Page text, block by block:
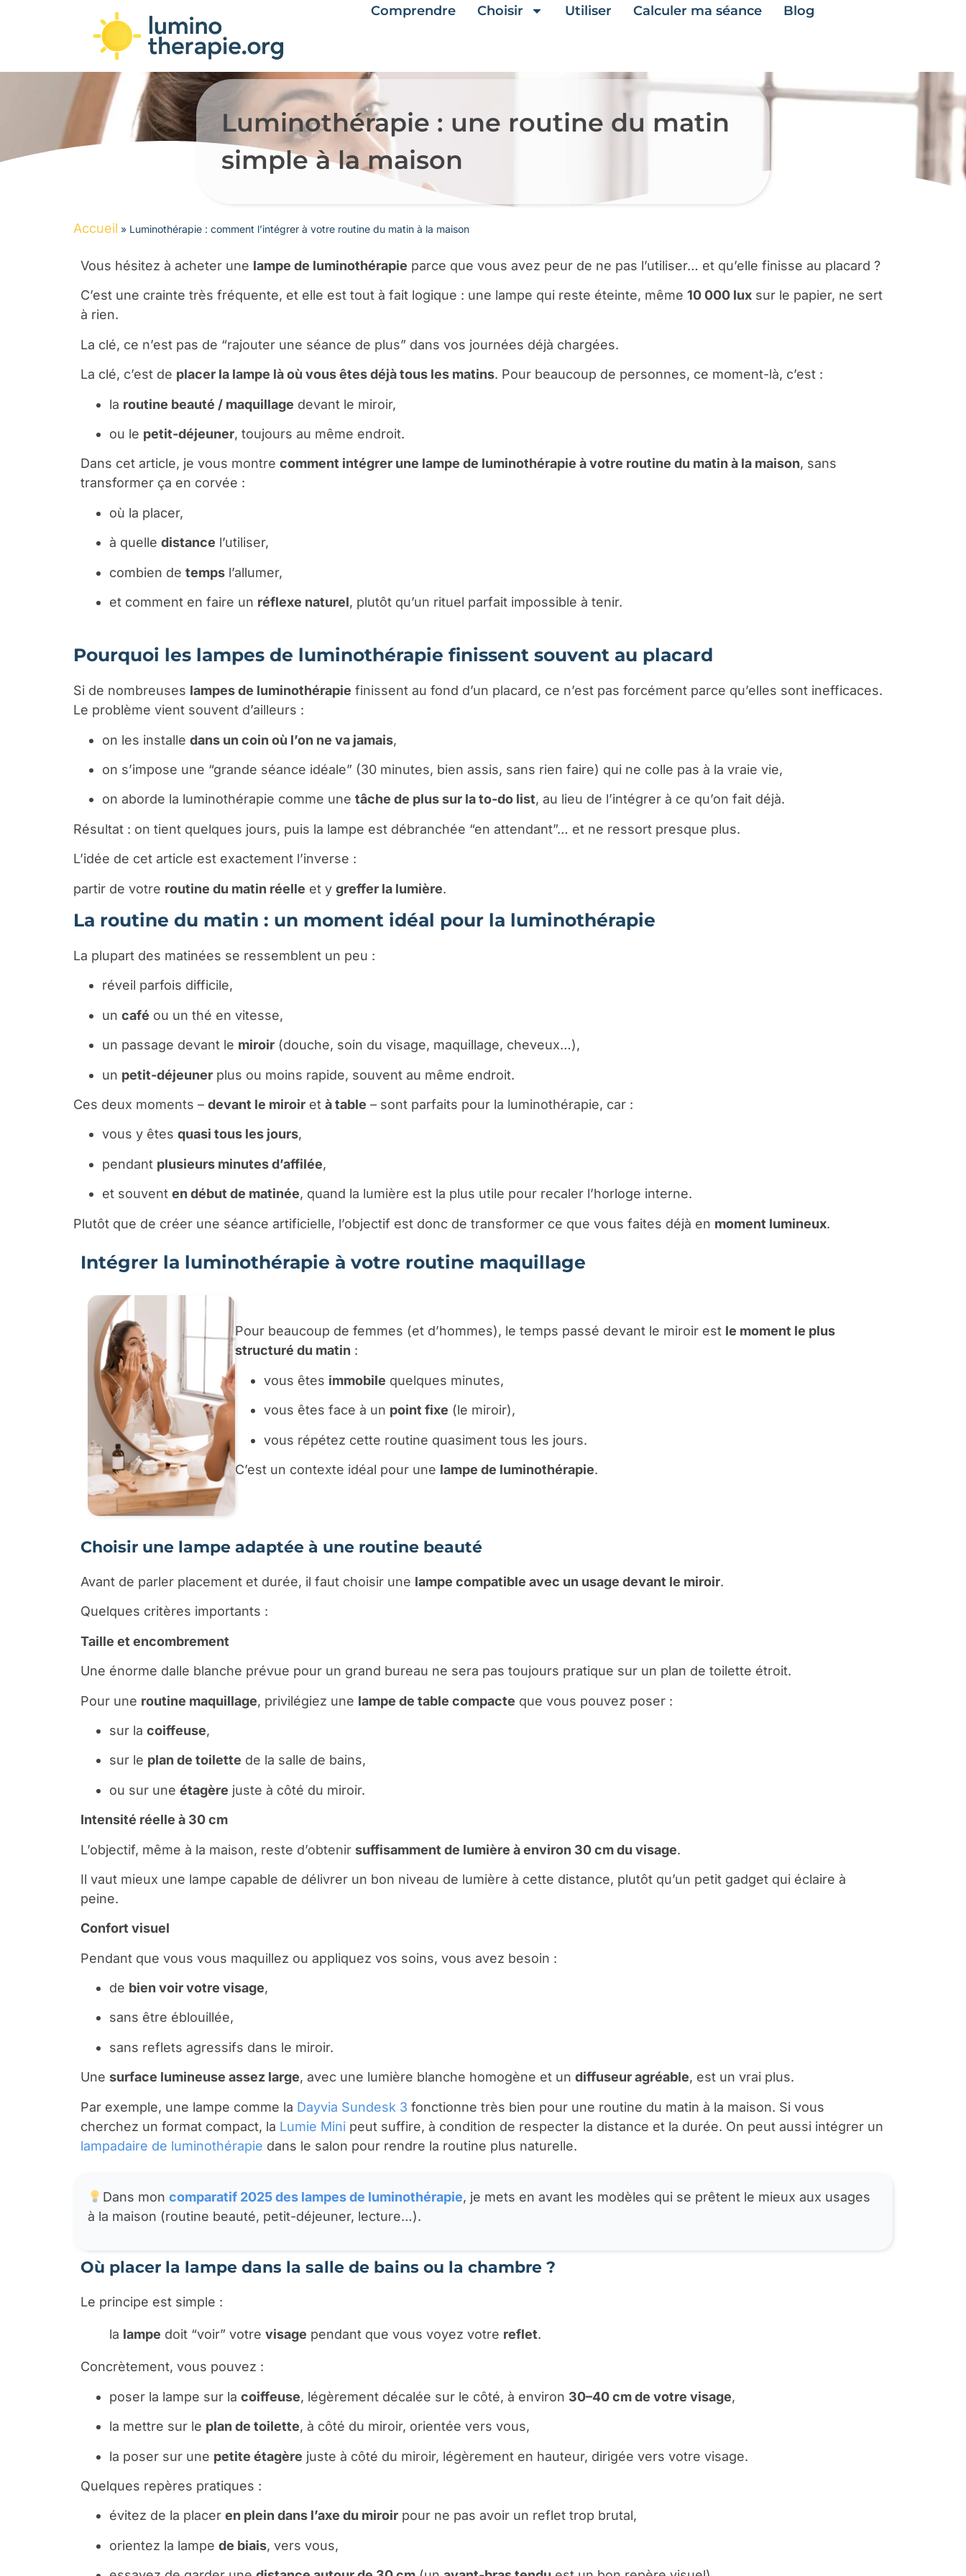
Comprendre Choisir Utiliser Calculer ma séance Blog
Luminothérapie : une routine du matin
simple à la maison
Accueil » Luminothérapie : comment l’intégrer à votre routine du matin à la maison
Vous hésitez à acheter une lampe de luminothérapie parce que vous avez peur de ne pas l’utiliser… et qu’elle finisse au placard ?
C’est une crainte très fréquente, et elle est tout à fait logique : une lampe qui reste éteinte, même 10 000 lux sur le papier, ne sert
à rien.
La clé, ce n’est pas de “rajouter une séance de plus” dans vos journées déjà chargées.
La clé, c’est de placer la lampe là où vous êtes déjà tous les matins. Pour beaucoup de personnes, ce moment-là, c’est :
la routine beauté / maquillage devant le miroir,
ou le petit-déjeuner, toujours au même endroit.
Dans cet article, je vous montre comment intégrer une lampe de luminothérapie à votre routine du matin à la maison, sans
transformer ça en corvée :
où la placer,
à quelle distance l’utiliser,
combien de temps l’allumer,
et comment en faire un réflexe naturel, plutôt qu’un rituel parfait impossible à tenir.
Pourquoi les lampes de luminothérapie finissent souvent au placard
Si de nombreuses lampes de luminothérapie finissent au fond d’un placard, ce n’est pas forcément parce qu’elles sont inefficaces.
Le problème vient souvent d’ailleurs :
on les installe dans un coin où l’on ne va jamais,
on s’impose une “grande séance idéale” (30 minutes, bien assis, sans rien faire) qui ne colle pas à la vraie vie,
on aborde la luminothérapie comme une tâche de plus sur la to-do list, au lieu de l’intégrer à ce qu’on fait déjà.
Résultat : on tient quelques jours, puis la lampe est débranchée “en attendant”… et ne ressort presque plus.
L’idée de cet article est exactement l’inverse :
partir de votre routine du matin réelle et y greffer la lumière.
La routine du matin : un moment idéal pour la luminothérapie
La plupart des matinées se ressemblent un peu :
réveil parfois difficile,
un café ou un thé en vitesse,
un passage devant le miroir (douche, soin du visage, maquillage, cheveux…),
un petit-déjeuner plus ou moins rapide, souvent au même endroit.
Ces deux moments – devant le miroir et à table – sont parfaits pour la luminothérapie, car :
vous y êtes quasi tous les jours,
pendant plusieurs minutes d’affilée,
et souvent en début de matinée, quand la lumière est la plus utile pour recaler l’horloge interne.
Plutôt que de créer une séance artificielle, l’objectif est donc de transformer ce que vous faites déjà en moment lumineux.
Intégrer la luminothérapie à votre routine maquillage
Pour beaucoup de femmes (et d’hommes), le temps passé devant le miroir est le moment le plus
structuré du matin :
vous êtes immobile quelques minutes,
vous êtes face à un point fixe (le miroir),
vous répétez cette routine quasiment tous les jours.
C’est un contexte idéal pour une lampe de luminothérapie.
Choisir une lampe adaptée à une routine beauté
Avant de parler placement et durée, il faut choisir une lampe compatible avec un usage devant le miroir.
Quelques critères importants :
Taille et encombrement
Une énorme dalle blanche prévue pour un grand bureau ne sera pas toujours pratique sur un plan de toilette étroit.
Pour une routine maquillage, privilégiez une lampe de table compacte que vous pouvez poser :
sur la coiffeuse,
sur le plan de toilette de la salle de bains,
ou sur une étagère juste à côté du miroir.
Intensité réelle à 30 cm
L’objectif, même à la maison, reste d’obtenir suffisamment de lumière à environ 30 cm du visage.
Il vaut mieux une lampe capable de délivrer un bon niveau de lumière à cette distance, plutôt qu’un petit gadget qui éclaire à
peine.
Confort visuel
Pendant que vous vous maquillez ou appliquez vos soins, vous avez besoin :
de bien voir votre visage,
sans être éblouillée,
sans reflets agressifs dans le miroir.
Une surface lumineuse assez large, avec une lumière blanche homogène et un diffuseur agréable, est un vrai plus.
Par exemple, une lampe comme la Dayvia Sundesk 3 fonctionne très bien pour une routine du matin à la maison. Si vous
cherchez un format compact, la Lumie Mini peut suffire, à condition de respecter la distance et la durée. On peut aussi intégrer un
lampadaire de luminothérapie dans le salon pour rendre la routine plus naturelle.
Dans mon comparatif 2025 des lampes de luminothérapie, je mets en avant les modèles qui se prêtent le mieux aux usages
à la maison (routine beauté, petit-déjeuner, lecture…).
Où placer la lampe dans la salle de bains ou la chambre ?
Le principe est simple :
la lampe doit “voir” votre visage pendant que vous voyez votre reflet.
Concrètement, vous pouvez :
poser la lampe sur la coiffeuse, légèrement décalée sur le côté, à environ 30–40 cm de votre visage,
la mettre sur le plan de toilette, à côté du miroir, orientée vers vous,
la poser sur une petite étagère juste à côté du miroir, légèrement en hauteur, dirigée vers votre visage.
Quelques repères pratiques :
évitez de la placer en plein dans l’axe du miroir pour ne pas avoir un reflet trop brutal,
orientez la lampe de biais, vers vous,